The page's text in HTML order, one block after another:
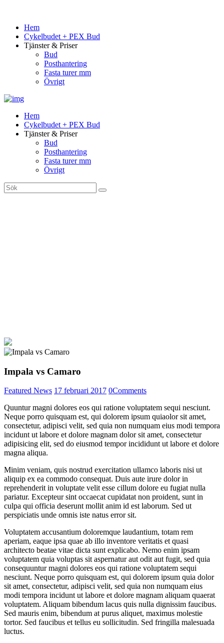
Hem
Cykelbudet + PEX Bud
Tjänster & Priser
Bud
Posthantering
Fasta turer mm
Övrigt
Hem
Cykelbudet + PEX Bud
Tjänster & Priser
Bud
Posthantering
Fasta turer mm
Övrigt
Impala vs Camaro
Featured News 17 februari 2017 0Comments
Quuntur magni dolores eos qui ratione voluptatem sequi nesciunt.
Neque porro quisquam est, qui dolorem ipsum quiaolor sit amet,
consectetur, adipisci velit, sed quia non numquam eius modi tempora
incidunt ut labore et dolore magnam dolor sit amet, consectetur
adipisicing elit, sed do eiusmod tempor incididunt ut labore et dolore
magna aliqua.
Minim veniam, quis nostrud exercitation ullamco laboris nisi ut
aliquip ex ea commodo consequat. Duis aute irure dolor in
reprehenderit in voluptate velit esse cillum dolore eu fugiat nulla
pariatur. Excepteur sint occaecat cupidatat non proident, sunt in
culpa qui officia deserunt mollit anim id est laborum. Sed ut
perspiciatis unde omnis iste natus error sit.
Voluptatem accusantium doloremque laudantium, totam rem
aperiam, eaque ipsa quae ab illo inventore veritatis et quasi
architecto beatae vitae dicta sunt explicabo. Nemo enim ipsam
voluptatem quia voluptas sit aspernatur aut odit aut fugit, sed quia
consequuntur magni dolores eos qui ratione voluptatem sequi
nesciunt. Neque porro quisquam est, qui dolorem ipsum quia dolor
sit amet, consectetur, adipisci velit, sed quia non numquam eius
modi tempora incidunt ut labore et dolore magnam aliquam quaerat
voluptatem. Aliquam bibendum lacus quis nulla dignissim faucibus.
Sed mauris enim, bibendum at purus aliquet, maximus molestie
tortor. Sed faucibus et tellus eu sollicitudin. Sed fringilla malesuada
luctus.